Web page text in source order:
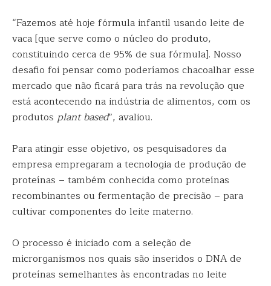
“Fazemos até hoje fórmula infantil usando leite de
vaca [que serve como o núcleo do produto,
constituindo cerca de 95% de sua fórmula]. Nosso
desafio foi pensar como poderíamos chacoalhar esse
mercado que não ficará para trás na revolução que
está acontecendo na indústria de alimentos, com os
produtos plant based”, avaliou.
Para atingir esse objetivo, os pesquisadores da
empresa empregaram a tecnologia de produção de
proteínas – também conhecida como proteínas
recombinantes ou fermentação de precisão – para
cultivar componentes do leite materno.
O processo é iniciado com a seleção de
microrganismos nos quais são inseridos o DNA de
proteínas semelhantes às encontradas no leite